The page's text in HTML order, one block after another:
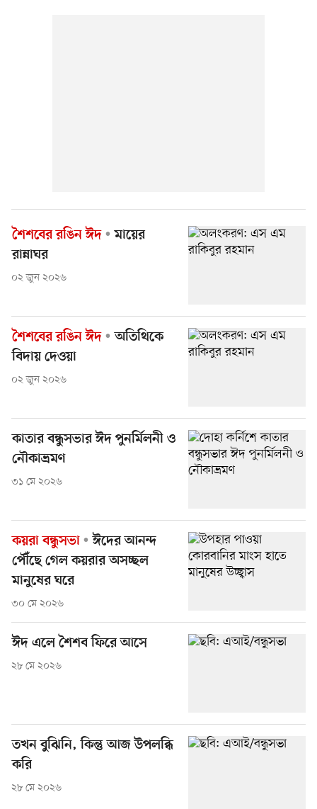
শৈশবের রঙিন ঈদ
মায়ের
রান্নাঘর
০২ জুন ২০২৬
শৈশবের রঙিন ঈদ
অতিথিকে
বিদায় দেওয়া
০২ জুন ২০২৬
কাতার বন্ধুসভার ঈদ পুনর্মিলনী ও
নৌকাভ্রমণ
৩১ মে ২০২৬
কয়রা বন্ধুসভা
ঈদের আনন্দ
পৌঁছে গেল কয়রার অসচ্ছল
মানুষের ঘরে
৩০ মে ২০২৬
ঈদ এলে শৈশব ফিরে আসে
২৮ মে ২০২৬
তখন বুঝিনি, কিন্তু আজ উপলব্ধি
করি
২৮ মে ২০২৬